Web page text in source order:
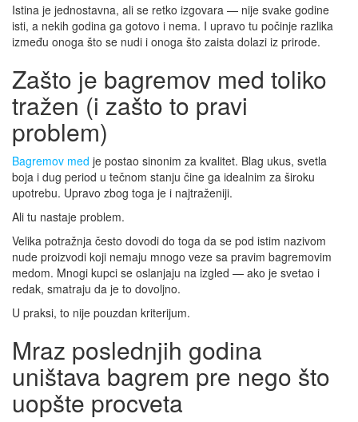
Istina je jednostavna, ali se retko izgovara — nije svake godine
isti, a nekih godina ga gotovo i nema. I upravo tu počinje razlika
između onoga što se nudi i onoga što zaista dolazi iz prirode.
Zašto je bagremov med toliko
tražen (i zašto to pravi
problem)
Bagremov med je postao sinonim za kvalitet. Blag ukus, svetla
boja i dug period u tečnom stanju čine ga idealnim za široku
upotrebu. Upravo zbog toga je i najtraženiji.
Ali tu nastaje problem.
Velika potražnja često dovodi do toga da se pod istim nazivom
nude proizvodi koji nemaju mnogo veze sa pravim bagremovim
medom. Mnogi kupci se oslanjaju na izgled — ako je svetao i
redak, smatraju da je to dovoljno.
U praksi, to nije pouzdan kriterijum.
Mraz poslednjih godina
uništava bagrem pre nego što
uopšte procveta